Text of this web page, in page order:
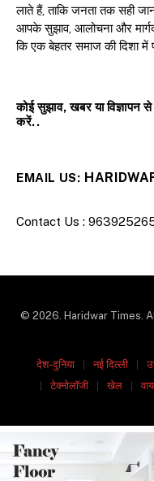
लाते हैं, ताकि जनता तक सही
आपके सुझाव, आलोचना और
कि एक बेहतर समाज की दिशा में
कोई सुझाव, खबर या विज्ञापन
करें..
EMAIL US:
Contact Us :
© 2026. Haridwar Times.
देश-दुनिया नई दिल्ली
टेक्नोलॉजी
खेल